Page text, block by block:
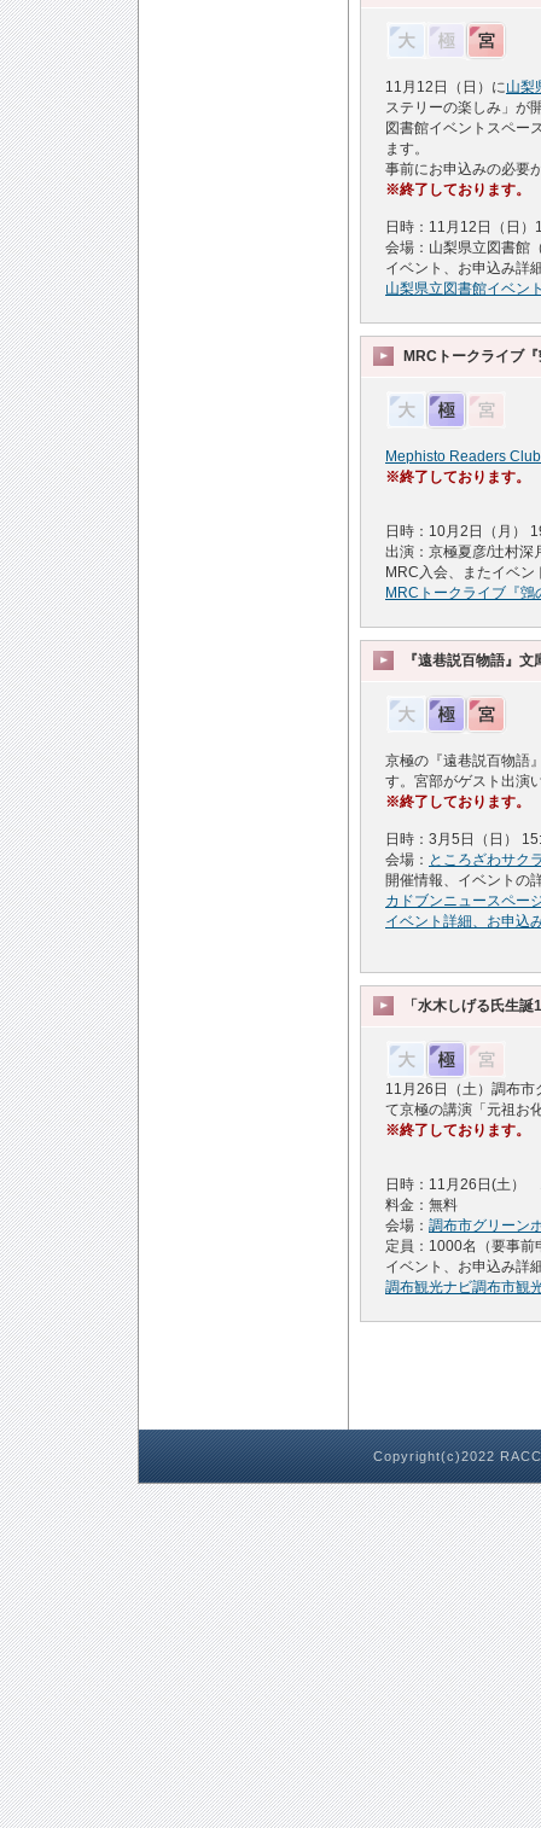
11月12日（日）に山梨
ステリーの楽しみ」が
図書館イベントスペー
ます。
事前にお申込みの必要
※終了しております。
日時：11月12日（日
会場：山梨県立図書館
イベント、お申込み詳
山梨県立図書館イベン
MRCトークライブ
Mephisto Readers Club
※終了しております。
日時：10月2日（月）
出演：京極夏彦/辻村深
MRC入会、またイベ
MRCトークライブ『
『遠巷説百物語』
京極の『遠巷説百物語
す。宮部がゲスト出演
※終了しております。
日時：3月5日（日）
会場： ところざわサク
開催情報、イベントの
カドブンニュースペー
イベント詳細、お申込
「水木しげる氏生
11月26日（土）調布市
て京極の講演「元祖お
※終了しております。
日時：11月26日(土）
料金：無料
会場： 調布市グリーン
定員：1000名（要事前
イベント、お申込み詳
調布観光ナビ調布市観
Copyright(c)2022